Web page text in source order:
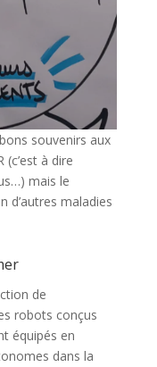
souvenirs aux
à dire
mais le
d’autres maladies
de
robots conçus
équipés en
dans la